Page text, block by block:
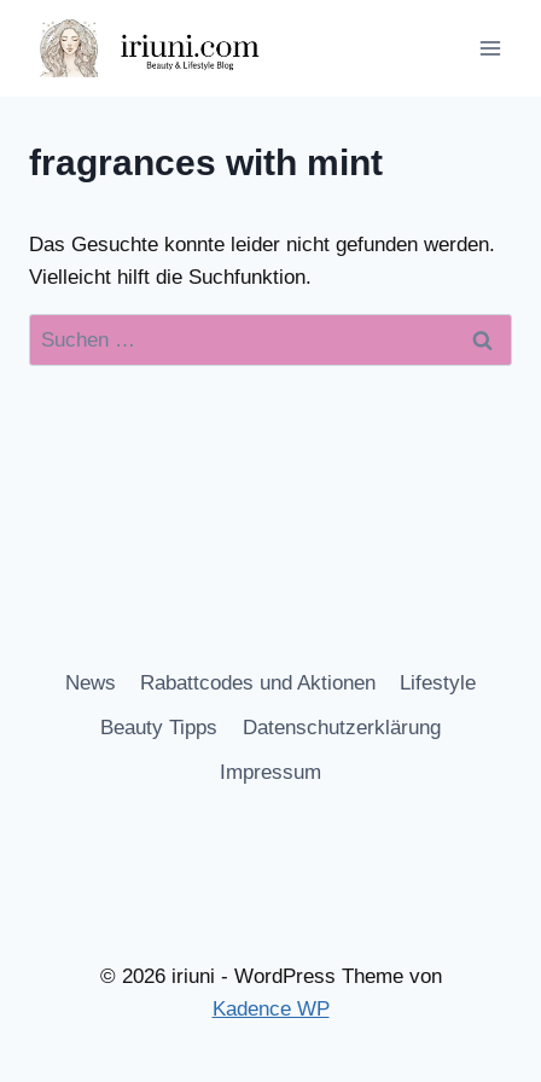
Inhalt
springen
fragrances with mint
Das Gesuchte konnte leider nicht gefunden werden.
Vielleicht hilft die Suchfunktion.
Suchen
nach:
News Rabattcodes und Aktionen
Lifestyle
Beauty Tipps
Datenschutzerklärung
Impressum
© 2026 iriuni - WordPress Theme von
Kadence WP